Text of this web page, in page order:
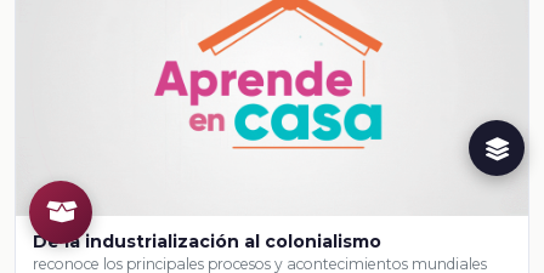
De la industrialización al colonialismo
reconoce los principales procesos y acontecimientos mundiales